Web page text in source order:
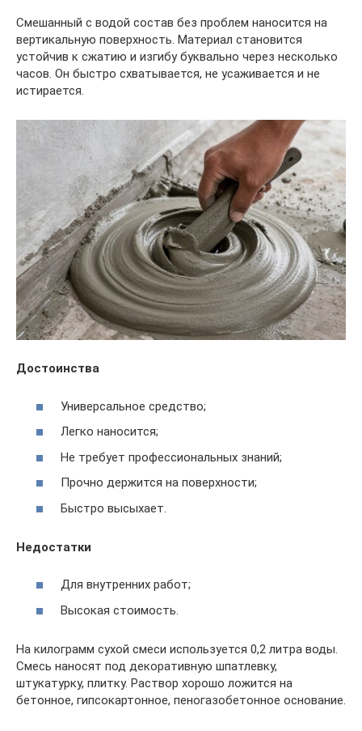
Смешанный с водой состав без проблем наносится на
вертикальную поверхность. Материал становится
устойчив к сжатию и изгибу буквально через несколько
часов. Он быстро схватывается, не усаживается и не
истирается.
Достоинства
Универсальное средство;
Легко наносится;
Не требует профессиональных знаний;
Прочно держится на поверхности;
Быстро высыхает.
Недостатки
Для внутренних работ;
Высокая стоимость.
На килограмм сухой смеси используется 0,2 литра воды.
Смесь наносят под декоративную шпатлевку,
штукатурку, плитку. Раствор хорошо ложится на
бетонное, гипсокартонное, пеногазобетонное основание.